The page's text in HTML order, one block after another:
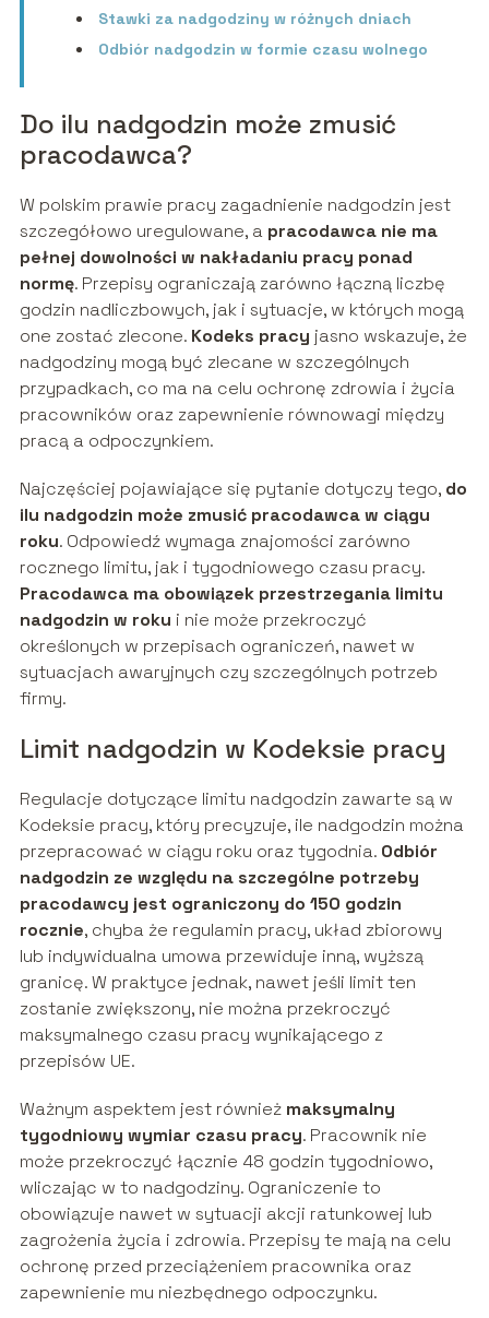
Stawki za nadgodziny w różnych dniach
Odbiór nadgodzin w formie czasu wolnego
Do ilu nadgodzin może zmusić
pracodawca?
W polskim prawie pracy zagadnienie nadgodzin jest
szczegółowo uregulowane, a pracodawca nie ma
pełnej dowolności w nakładaniu pracy ponad
normę. Przepisy ograniczają zarówno łączną liczbę
godzin nadliczbowych, jak i sytuacje, w których mogą
one zostać zlecone. Kodeks pracy jasno wskazuje, że
nadgodziny mogą być zlecane w szczególnych
przypadkach, co ma na celu ochronę zdrowia i życia
pracowników oraz zapewnienie równowagi między
pracą a odpoczynkiem.
Najczęściej pojawiające się pytanie dotyczy tego, do
ilu nadgodzin może zmusić pracodawca w ciągu
roku. Odpowiedź wymaga znajomości zarówno
rocznego limitu, jak i tygodniowego czasu pracy.
Pracodawca ma obowiązek przestrzegania limitu
nadgodzin w roku i nie może przekroczyć
określonych w przepisach ograniczeń, nawet w
sytuacjach awaryjnych czy szczególnych potrzeb
firmy.
Limit nadgodzin w Kodeksie pracy
Regulacje dotyczące limitu nadgodzin zawarte są w
Kodeksie pracy, który precyzuje, ile nadgodzin można
przepracować w ciągu roku oraz tygodnia. Odbiór
nadgodzin ze względu na szczególne potrzeby
pracodawcy jest ograniczony do 150 godzin
rocznie, chyba że regulamin pracy, układ zbiorowy
lub indywidualna umowa przewiduje inną, wyższą
granicę. W praktyce jednak, nawet jeśli limit ten
zostanie zwiększony, nie można przekroczyć
maksymalnego czasu pracy wynikającego z
przepisów UE.
Ważnym aspektem jest również maksymalny
tygodniowy wymiar czasu pracy. Pracownik nie
może przekroczyć łącznie 48 godzin tygodniowo,
wliczając w to nadgodziny. Ograniczenie to
obowiązuje nawet w sytuacji akcji ratunkowej lub
zagrożenia życia i zdrowia. Przepisy te mają na celu
ochronę przed przeciążeniem pracownika oraz
zapewnienie mu niezbędnego odpoczynku.